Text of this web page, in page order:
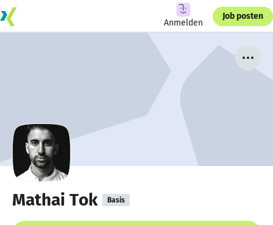
Anmelden
Job posten
Mathai Tok Basis